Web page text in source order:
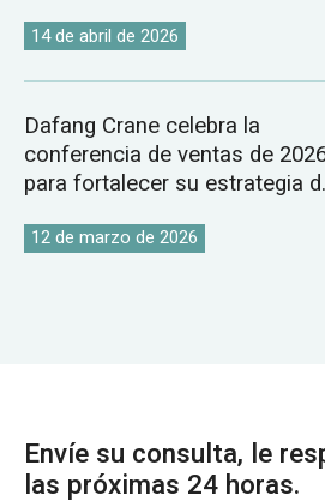
14 de abril de 2026
Dafang Crane celebra la
conferencia de ventas de
para fortalecer su estrategia
12 de marzo de 2026
Envíe su consulta, le
las próximas 24 horas.